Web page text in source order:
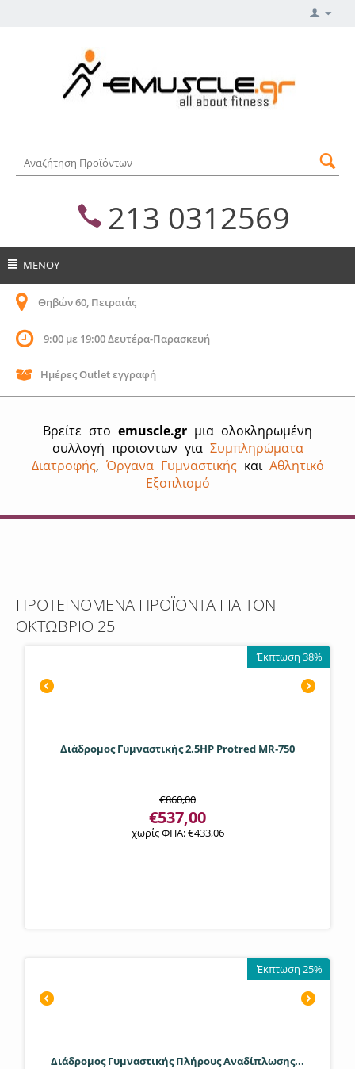
213 0312569
ΜΕΝΟΥ
Θηβών 60, Πειραιάς
9:00 με 19:00 Δευτέρα-Παρασκευή
Ημέρες Outlet εγγραφή
Βρείτε στο emuscle.gr μια ολοκληρωμένη
συλλογή προιοντων για Συμπληρώματα
Διατροφής,Όργανα Γυμναστικής και Αθλητικό
Εξοπλισμό
ΠΡΟΤΕΙΝΟΜΕΝΑ ΠΡΟΪΟΝΤΑ ΓΙΑ ΤΟΝ
ΟΚΤΩΒΡΙΟ 25
Έκπτωση 38%
Διάδρομος Γυμναστικής 2.5HP Protred MR‑750
€860,00
€537,00
χωρίς ΦΠΑ:€433,06
Έκπτωση 25%
Διάδρομος Γυμναστικής Πλήρους Αναδίπλωσης...